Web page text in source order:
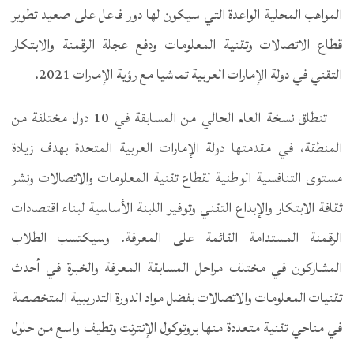
المواهب المحلية الواعدة التي سيكون لها دور فاعل على صعيد تطوير
قطاع الاتصالات وتقنية المعلومات ودفع عجلة الرقمنة والابتكار
التقني في دولة الإمارات العربية تماشيا مع رؤية الإمارات 2021.
تنطلق نسخة العام الحالي من المسابقة في 10 دول مختلفة من
المنطقة، في مقدمتها دولة الإمارات العربية المتحدة بهدف زيادة
مستوى التنافسية الوطنية لقطاع تقنية المعلومات والاتصالات ونشر
ثقافة الابتكار والإبداع التقني وتوفير اللبنة الأساسية لبناء اقتصادات
الرقمنة المستدامة القائمة على المعرفة. وسيكتسب الطلاب
المشاركون في مختلف مراحل المسابقة المعرفة والخبرة في أحدث
تقنيات المعلومات والاتصالات بفضل مواد الدورة التدريبية المتخصصة
في مناحي تقنية متعددة منها بروتوكول الإنترنت وتطيف واسع من حلول